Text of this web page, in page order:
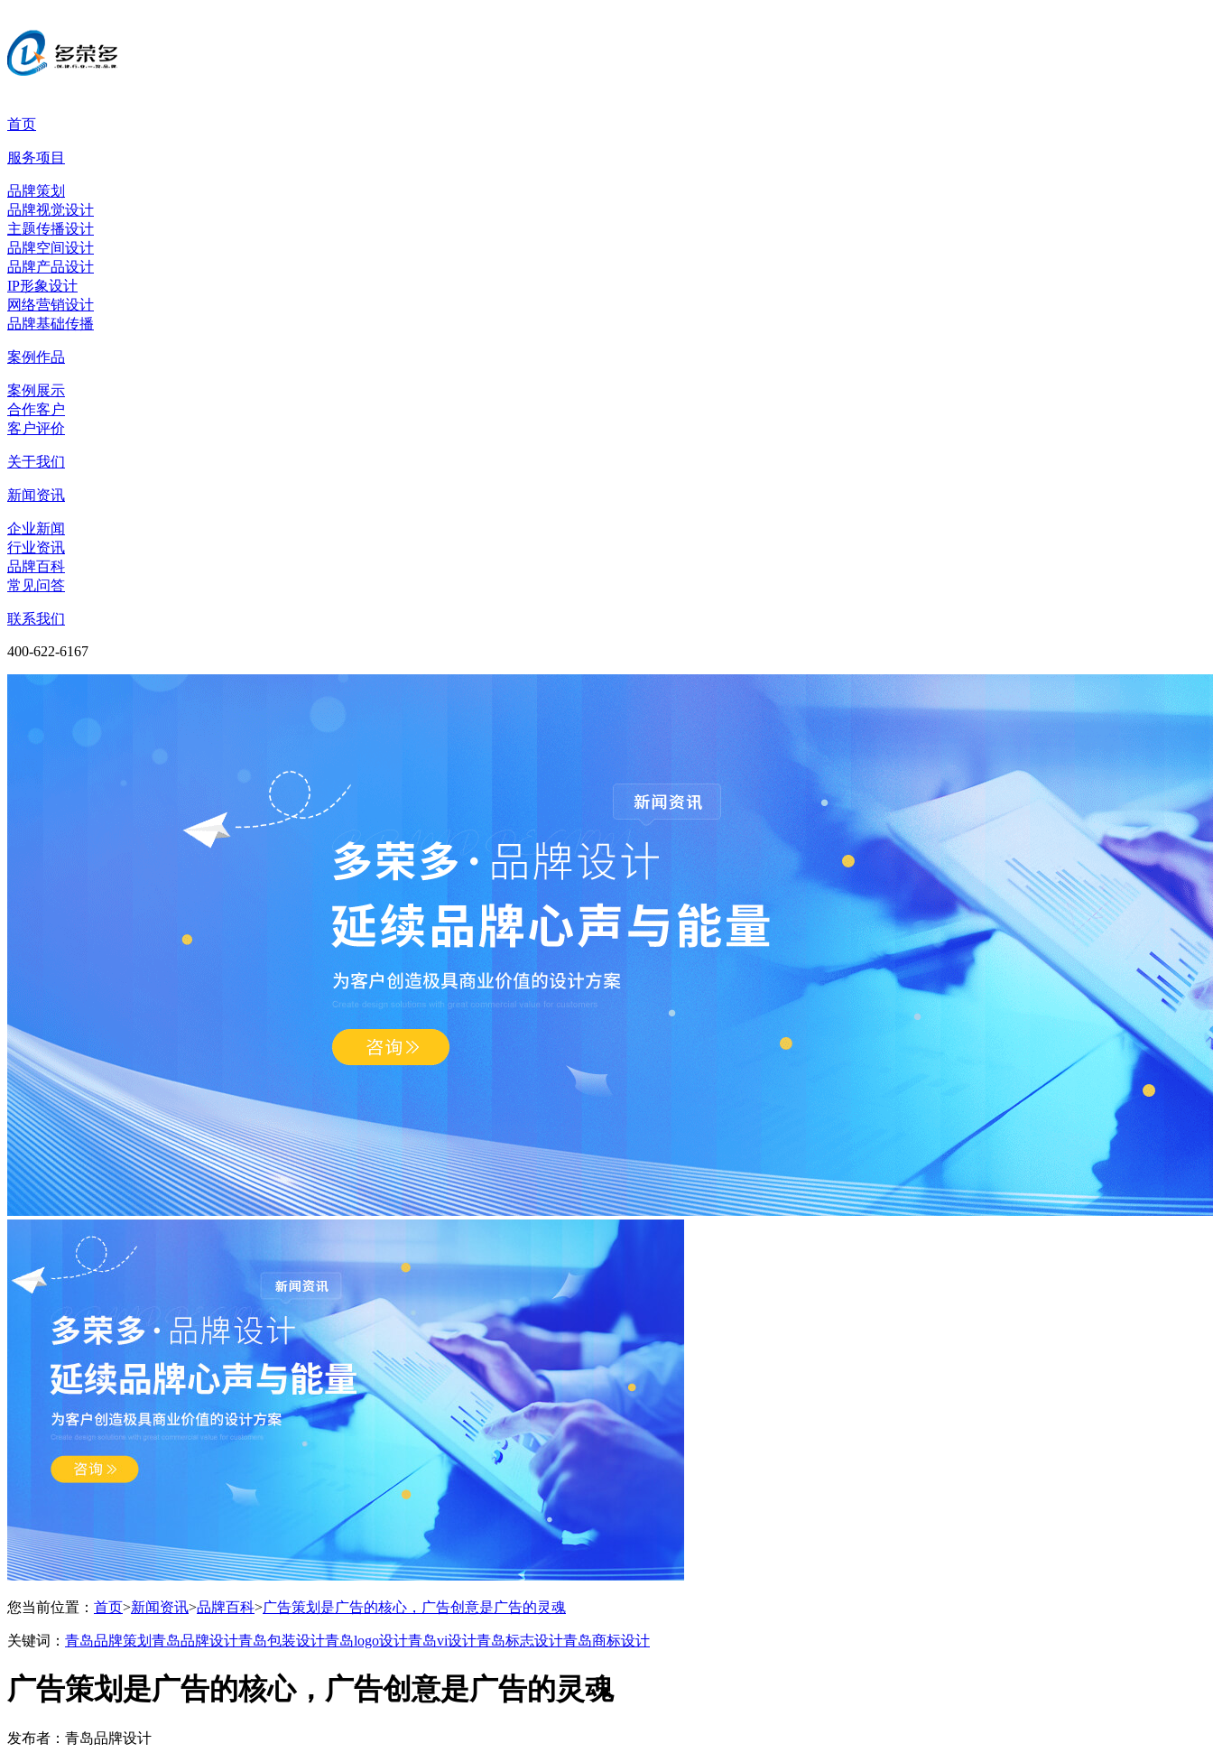
首页
服务项目
品牌策划
品牌视觉设计
主题传播设计
品牌空间设计
品牌产品设计
IP形象设计
网络营销设计
品牌基础传播
案例作品
案例展示
合作客户
客户评价
关于我们
新闻资讯
企业新闻
行业资讯
品牌百科
常见问答
联系我们
400-622-6167
您当前位置： 首页>新闻资讯>品牌百科>广告策划是广告的核心，广告创意是广告的灵魂
关键词： 青岛品牌策划 青岛品牌设计青岛包装设计青岛logo设计青岛vi设计青岛标志设计青岛商标设计
广告策划是广告的核心，广告创意是广告的灵魂
发布者：青岛品牌设计